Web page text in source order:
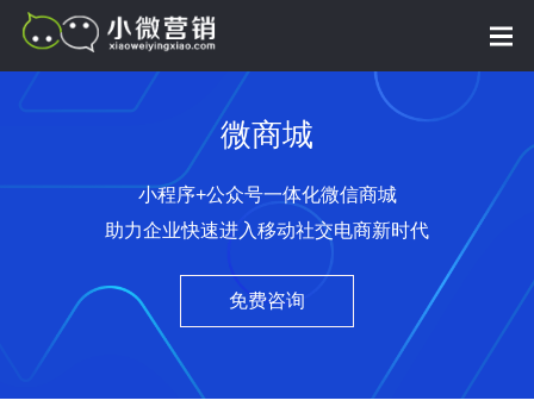
微商城
小程序+公众号一体化微信商城
助力企业快速进入移动社交电商新时代
免费咨询